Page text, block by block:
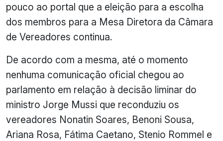
pouco ao portal que a eleição para a escolha
dos membros para a Mesa Diretora da Câmara
de Vereadores continua.
De acordo com a mesma, até o momento
nenhuma comunicação oficial chegou ao
parlamento em relação à decisão liminar do
ministro Jorge Mussi que reconduziu os
vereadores Nonatin Soares, Benoni Sousa,
Ariana Rosa, Fátima Caetano, Stenio Rommel e